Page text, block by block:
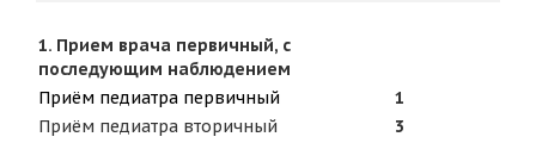
1. Прием врача первичный, с
последующим наблюдением
Приём педиатра первичный
1
Приём педиатра вторичный
3